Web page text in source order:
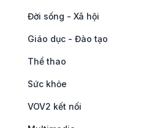
Đời sống - Xã hội
Giáo dục - Đào tạo
Thể thao
Sức khỏe
VOV2 kết nối